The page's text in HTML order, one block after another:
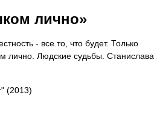
лично»
- все то, что будет. Только
Людские судьбы. Станислава
(2013)